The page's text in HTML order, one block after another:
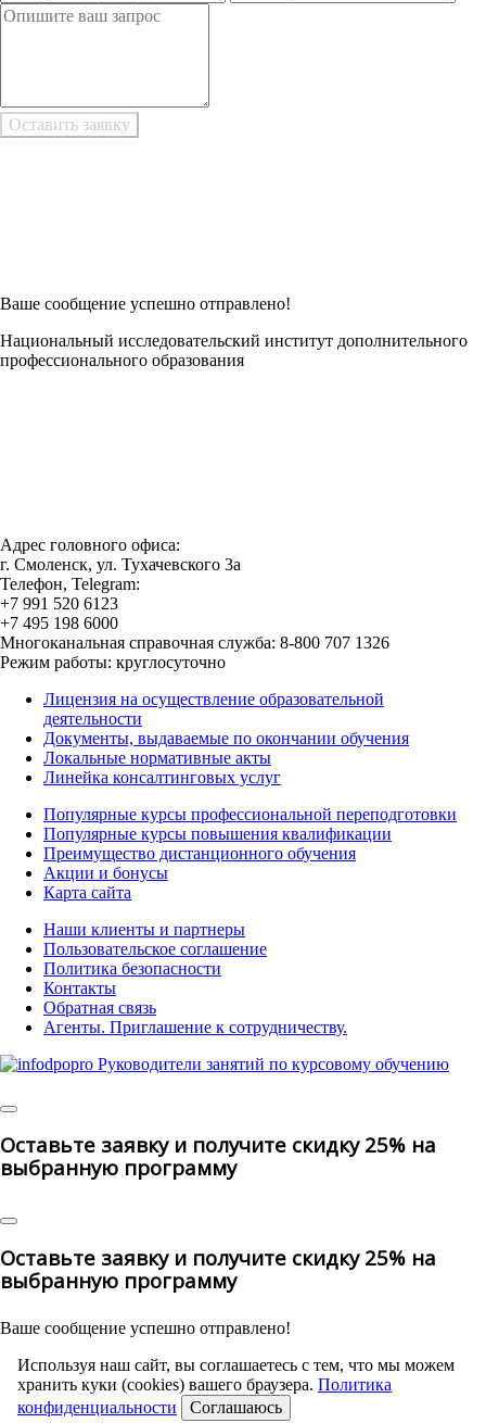
Ваше сообщение успешно отправлено!
Национальный исследовательский институт дополнительного
профессионального образования
Адрес головного офиса:
г. Смоленск, ул. Тухачевского 3а
Телефон, Telegram:
+7 991 520 6123
+7 495 198 6000
Многоканальная справочная служба: 8-800 707 1326
Режим работы: круглосуточно
Лицензия на осуществление образовательной
деятельности
Документы, выдаваемые по окончании обучения
Локальные нормативные акты
Линейка консалтинговых услуг
Популярные курсы профессиональной переподготовки
Популярные курсы повышения квалификации
Преимущество дистанционного обучения
Акции и бонусы
Карта сайта
Наши клиенты и партнеры
Пользовательское соглашение
Политика безопасности
Контакты
Обратная связь
Агенты. Приглашение к сотрудничеству.
Оставьте заявку и получите скидку 25% на
выбранную программу
Оставьте заявку и получите скидку 25% на
выбранную программу
Ваше сообщение успешно отправлено!
Используя наш сайт, вы соглашаетесь с тем, что мы можем
хранить куки (cookies) вашего браузера. Политика
конфиденциальности
Соглашаюсь